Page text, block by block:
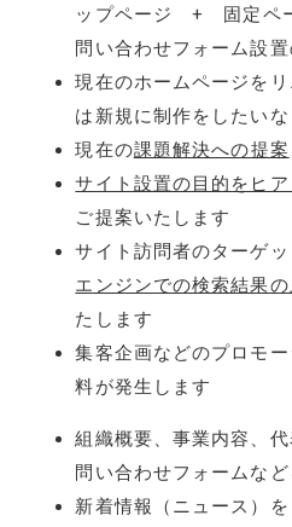
ップページ + 固定ペ
問い合わせフォーム設置
現在のホームページを
は新規に制作をしたい
現在の課題解決への提案
サイト設置の目的をヒ
ご提案いたします
サイト訪問者のターゲ
エンジンでの検索結果
たします
集客企画などのプロモ
料が発生します
組織概要、事業内容、
問い合わせフォームな
新着情報（ニュース）